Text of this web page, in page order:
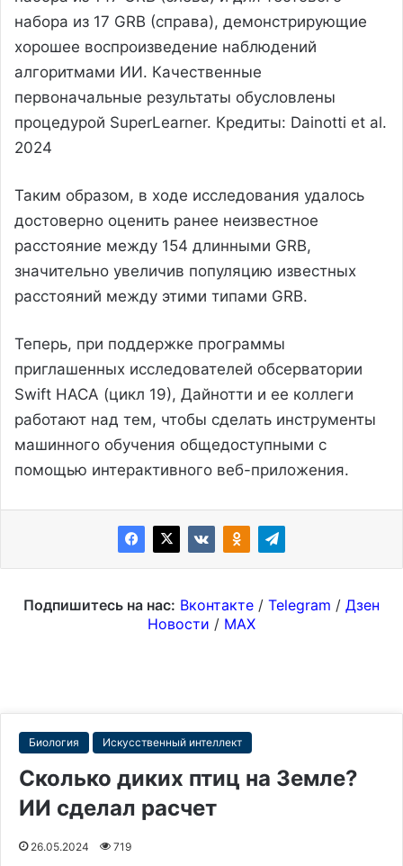
набора из 17 GRB (справа), демонстрирующие
хорошее воспроизведение наблюдений
алгоритмами ИИ. Качественные
первоначальные результаты обусловлены
процедурой SuperLearner. Кредиты: Dainotti et al.
2024
Таким образом, в ходе исследования удалось
достоверно оценить ранее неизвестное
расстояние между 154 длинными GRB,
значительно увеличив популяцию известных
расстояний между этими типами GRB.
Теперь, при поддержке программы
приглашенных исследователей обсерватории
Swift НАСА (цикл 19), Дайнотти и ее коллеги
работают над тем, чтобы сделать инструменты
машинного обучения общедоступными с
помощью интерактивного веб-приложения.
Подпишитесь на нас: Вконтакте / Telegram / Дзен
Новости / MAX